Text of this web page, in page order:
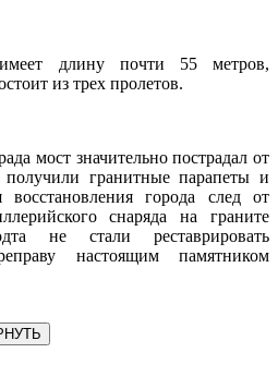
длину почти 55 метров,
из трех пролетов.
мост значительно пострадал от
получили гранитные парапеты и
города след от
снарядана граните
не стали реставрировать
настоящим памятником